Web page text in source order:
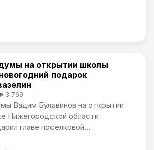
на открытии школы
подарок
3 769
Вадим Булавинов на открытии
Нижегородской области
главе поселковой...